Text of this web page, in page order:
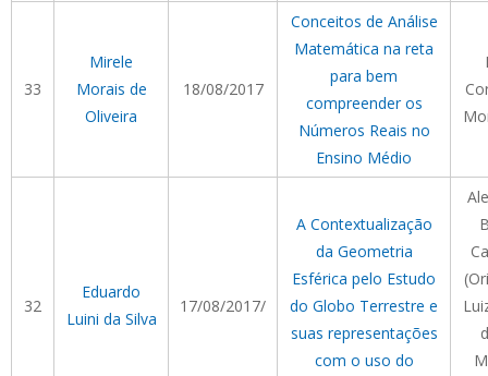
33
Mirele
Morais de
Oliveira
18/08/2017
Conceitos de Análise
Matemática na reta
para bem
compreender os
Números Reais no
Ensino Médio
32
Eduardo
Luini da Silva
17/08/2017/
A Contextualização
da Geometria
Esférica pelo Estudo
do Globo Terrestre e
suas representações
com o uso do